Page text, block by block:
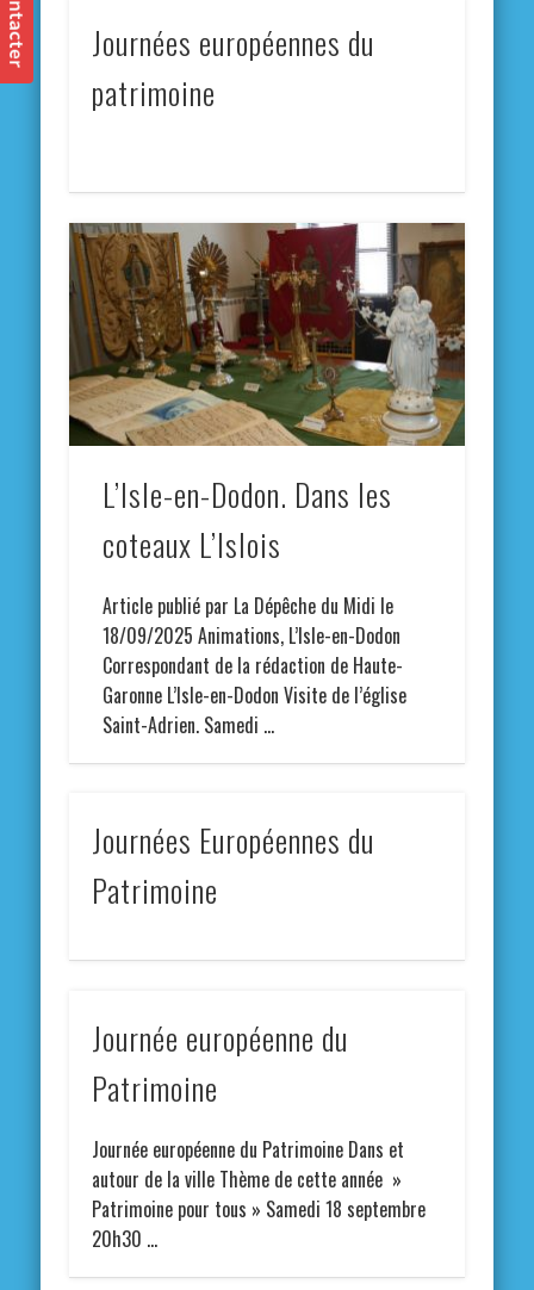
Journées européennes du
patrimoine
L’Isle-en-Dodon. Dans les
coteaux L’Islois
Article publié par La Dépêche du Midi le
18/09/2025 Animations, L’Isle-en-Dodon
Correspondant de la rédaction de Haute-
Garonne L’Isle-en-Dodon Visite de l’église
Saint-Adrien. Samedi …
Journées Européennes du
Patrimoine
Journée européenne du
Patrimoine
Journée européenne du Patrimoine Dans et
autour de la ville Thème de cette année »
Patrimoine pour tous » Samedi 18 septembre
20h30 …